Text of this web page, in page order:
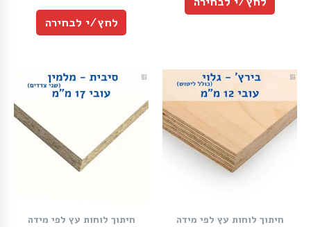
לחץ/י לבחירה
חיתוך לוחות עץ לפי מידה חיתוך לוחות עץ לפי מידה